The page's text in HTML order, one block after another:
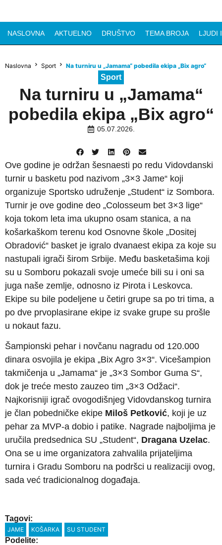
NASLOVNA AKTUELNO DRUŠTVO TEMA BROJA LJUDI
Naslovna Sport Na turniru u „Jamama“ pobedila ekipa „Bix agro“
Sport
Na turniru u „Jamama“
pobedila ekipa „Bix agro“
05.07.2026.
Ove godine je održan šesnaesti po redu Vidovdanski
turnir u basketu pod nazivom „3×3 Jame“ koji
organizuje Sportsko udruženje „Student“ iz Sombora.
Turnir je ove godine deo „Colosseum bet 3×3 lige“
koja tokom leta ima ukupno osam stanica, a na
košarkaškom terenu kod Osnovne škole „Dositej
Obradović“ basket je igralo dvanaest ekipa za koje su
nastupali igrači širom Srbije. Među basketašima koji
su u Somboru pokazali svoje umeće bili su i oni sa
juga naše zemlje, odnosno iz Pirota i Leskovca.
Ekipe su bile podeljene u četiri grupe sa po tri tima, a
po dve prvoplasirane ekipe iz svake grupe su prošle
u nokaut fazu.
Šampionski pehar i novčanu nagradu od 120.000
dinara osvojila je ekipa „Bix Agro 3×3“. Vicešampion
takmičenja u „Jamama“ je „3×3 Sombor Guma S“,
dok je treće mesto zauzeo tim „3×3 Odžaci“.
Najkorisniji igrač ovogodišnjeg Vidovdanskog turnira
je član pobedničke ekipe Miloš Petković, koji je uz
pehar za MVP-a dobio i patike. Nagrade najboljima je
uručila predsednica SU „Student“, Dragana Uzelac.
Ona se u ime organizatora zahvalila prijateljima
turnira i Gradu Somboru na podršci u realizaciji ovog,
sada već tradicionalnog događaja.
Tagovi:
JAME KOŠARKA SU STUDENT
Podelite: